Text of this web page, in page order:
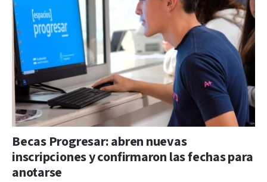
Becas Progresar: abren nuevas
inscripciones y confirmaron las fechas para
anotarse